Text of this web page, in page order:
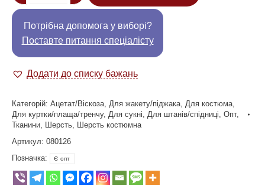
Потрібна допомога у виборі?
Поставте питання спеціалісту
Додати до списку бажань
Категорій: Ацетат/Віскоза Для жакету/піджака Для костюма
Для куртки/плаща/тренчу, Для сукні Для штанів/спідниці Опт,
Тканини Шерсть Шерсть костюмна
Артикул: 080126
Позначка:
Є опт